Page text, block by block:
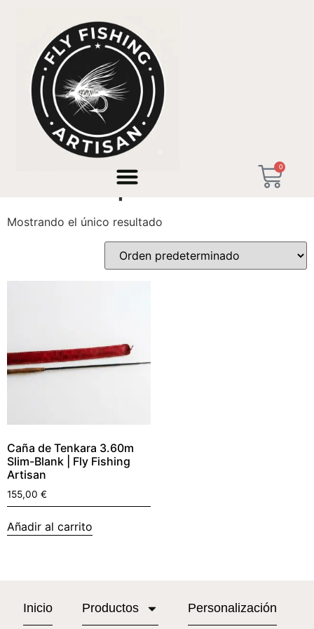
0
/ Productos etiquetados “tenkara profesional”
tenkara profesional
Mostrando el único resultado
Caña de Tenkara 3.60m
Slim-Blank | Fly Fishing
Artisan
155,00 €
Añadir al carrito
Inicio Productos Personalización